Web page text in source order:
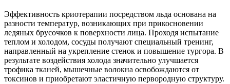
Эффективность криотерапии посредством льда основана на
разности температур, возникающих при прикосновении
ледяных брусочков к поверхности лица. Проходя испытание
теплом и холодом, сосуды получают специальный тренинг,
направленный на укрепление стенок и повышение тургора. В
результате воздействия холода значительно улучшается
трофика тканей, мышечные волокна освобождаются от
токсинов и приобретают эластичную первородную структуру.